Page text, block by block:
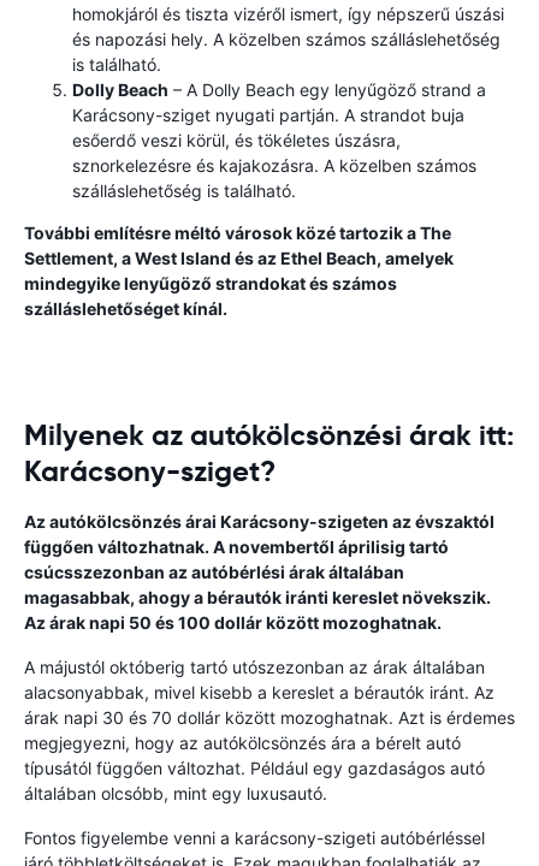
homokjáról és tiszta vizéről ismert, így népszerű úszási
és napozási hely. A közelben számos szálláslehetőség
is található.
Dolly Beach – A Dolly Beach egy lenyűgöző strand a
Karácsony-sziget nyugati partján. A strandot buja
esőerdő veszi körül, és tökéletes úszásra,
sznorkelezésre és kajakozásra. A közelben számos
szálláslehetőség is található.
További említésre méltó városok közé tartozik a The
Settlement, a West Island és az Ethel Beach, amelyek
mindegyike lenyűgöző strandokat és számos
szálláslehetőséget kínál.
Milyenek az autókölcsönzési árak itt:
Karácsony-sziget?
Az autókölcsönzés árai Karácsony-szigeten az évszaktól
függően változhatnak. A novembertől áprilisig tartó
csúcsszezonban az autóbérlési árak általában
magasabbak, ahogy a bérautók iránti kereslet növekszik.
Az árak napi 50 és 100 dollár között mozoghatnak.
A májustól októberig tartó utószezonban az árak általában
alacsonyabbak, mivel kisebb a kereslet a bérautók iránt. Az
árak napi 30 és 70 dollár között mozoghatnak. Azt is érdemes
megjegyezni, hogy az autókölcsönzés ára a bérelt autó
típusától függően változhat. Például egy gazdaságos autó
általában olcsóbb, mint egy luxusautó.
Fontos figyelembe venni a karácsony-szigeti autóbérléssel